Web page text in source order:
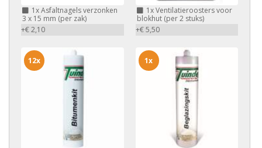
1xAsfaltnagels verzonken
3 x 15 mm (per zak)
+€ 2,10
1xVentilatieroosters voor
blokhut (per 2 stuks)
+€ 5,50
12x 1x